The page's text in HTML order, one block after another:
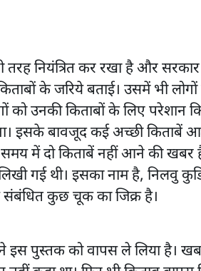
तरह नियंत्रित कर रखा है और
के जरिये बताई। उसमें भी
को उनकी किताबों के लिए
इसके बावजूद कई अच्छी किताबें
में दो किताबें नहीं आने की खबर
गई थी। इसका नाम है, निलवु
संबंधित कुछ चूक का जिक्र है।
पुस्तक को वापस ले लिया है।